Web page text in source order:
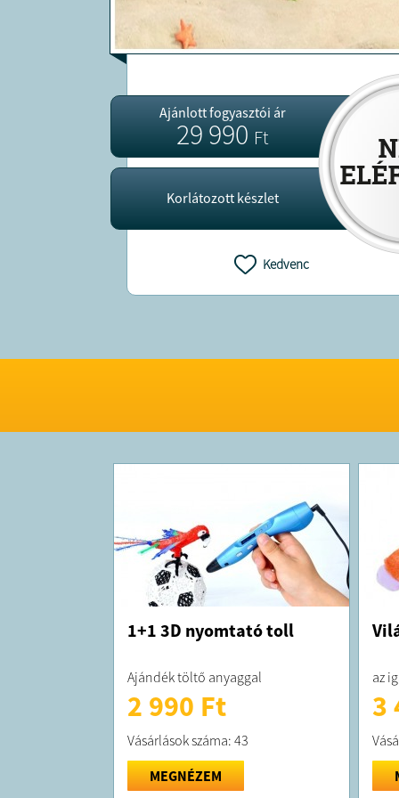
Ajánlott fogyasztói ár
29 990Ft
Korlátozott készlet
Kedvenc
1+1 3D nyomtató toll
Ajándék töltő anyaggal
2 990 Ft
Vásárlások száma: 43
MEGNÉZEM
az
3